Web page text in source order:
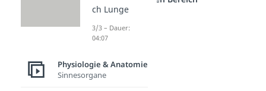
ch Lunge
3/3 – Dauer:
04:07
Physiologie & Anatomie
Sinnesorgane